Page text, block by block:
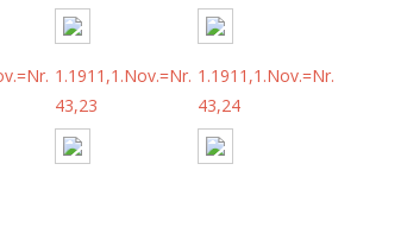
1.1911,1.Nov.=Nr.
43,23
1.1911,1.Nov.=Nr.
43,24